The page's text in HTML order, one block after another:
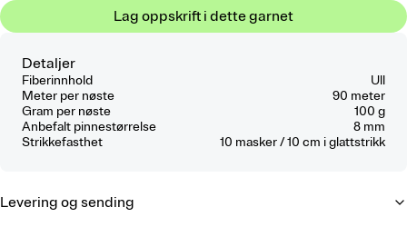
Lag oppskrift i dette garnet
Detaljer
Fiberinnhold
Ull
Meter per nøste
90 meter
Gram per nøste
100 g
Anbefalt pinnestørrelse
8 mm
Strikkefasthet
10 masker / 10 cm i glattstrikk
Levering og sending